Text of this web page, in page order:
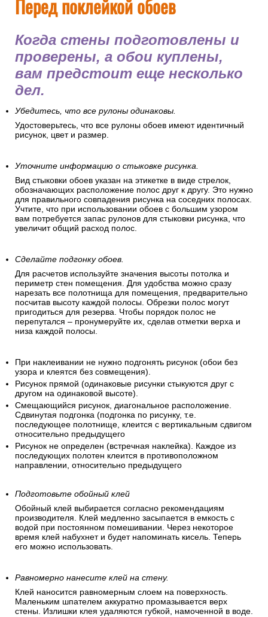
Перед поклейкой обоев
Когда стены подготовлены и
проверены, а обои куплены,
вам предстоит еще несколько
дел.
Убедитесь, что все рулоны одинаковы.
Удостоверьтесь, что все рулоны обоев имеют идентичный
рисунок, цвет и размер.
Уточните информацию о стыковке рисунка.
Вид стыковки обоев указан на этикетке в виде стрелок,
обозначающих расположение полос друг к другу. Это нужно
для правильного совпадения рисунка на соседних полосах.
Учтите, что при использовании обоев с большим узором
вам потребуется запас рулонов для стыковки рисунка, что
увеличит общий расход полос.
Сделайте подгонку обоев.
Для расчетов используйте значения высоты потолка и
периметр стен помещения. Для удобства можно сразу
нарезать все полотнища для помещения, предварительно
посчитав высоту каждой полосы. Обрезки полос могут
пригодиться для резерва. Чтобы порядок полос не
перепутался – пронумеруйте их, сделав отметки верха и
низа каждой полосы.
При наклеивании не нужно подгонять рисунок (обои без
узора и клеятся без совмещения).
Рисунок прямой (одинаковые рисунки стыкуются друг с
другом на одинаковой высоте).
Смещающийся рисунок, диагональное расположение.
Сдвинутая подгонка (подгонка по рисунку, т.е.
последующее полотнище, клеится с вертикальным сдвигом
относительно предыдущего
Рисунок не определен (встречная наклейка). Каждое из
последующих полотен клеится в противоположном
направлении, относительно предыдущего
Подготовьте обойный клей
Обойный клей выбирается согласно рекомендациям
производителя. Клей медленно засыпается в емкость с
водой при постоянном помешивании. Через некоторое
время клей набухнет и будет напоминать кисель. Теперь
его можно использовать.
Равномерно нанесите клей на стену.
Клей наносится равномерным слоем на поверхность.
Маленьким шпателем аккуратно промазывается верх
стены. Излишки клея удаляются губкой, намоченной в воде.